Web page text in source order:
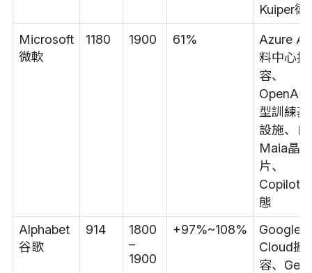
Kuiper衛
Microsoft
微軟
1180 1900 61%
Azure AI
料中心擴
容、
OpenAI
型訓練基
設施、自
Maia晶
片、
Copilot生
態
Alphabet
谷歌
914
1800
–
1900
+97%~108%
Google
Cloud擴
容、